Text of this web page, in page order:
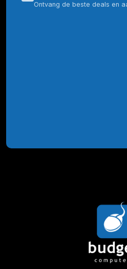
Ontvang de beste deals en